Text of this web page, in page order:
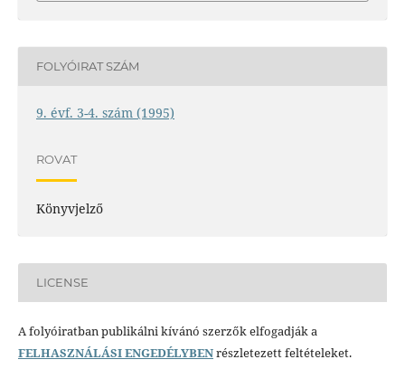
FOLYÓIRAT SZÁM
9. évf. 3-4. szám (1995)
ROVAT
Könyvjelző
LICENSE
A folyóiratban publikálni kívánó szerzők elfogadják a
FELHASZNÁLÁSI ENGEDÉLYBENrészletezett feltételeket.